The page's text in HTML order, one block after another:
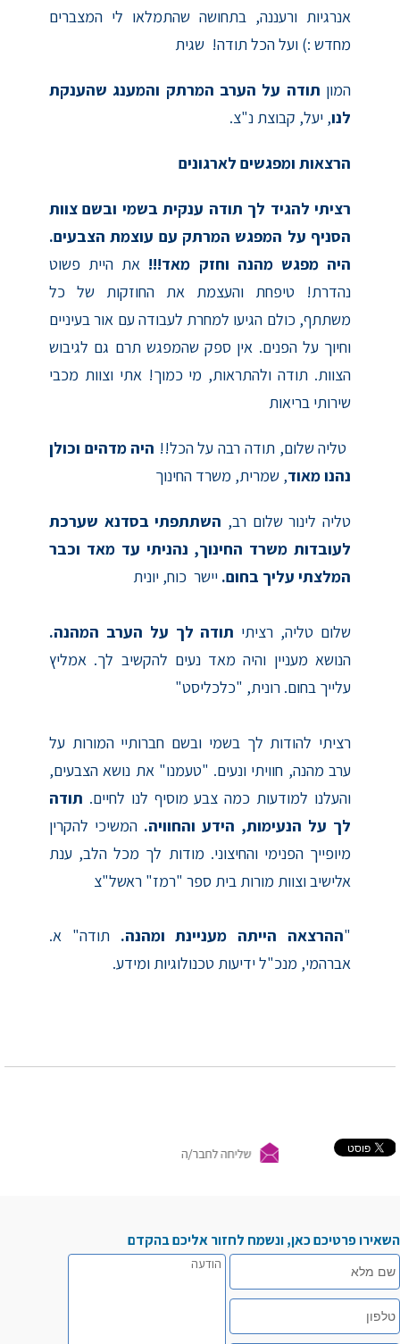
אנרגיות ורעננה, בתחושה שהתמלאו לי המצברים
מחדש :) ועל הכל תודה! שגית
המון תודה על הערב המרתק והמענג שהענקת
לנו, יעל, קבוצת נ"צ.
הרצאות ומפגשים לארגונים
רציתי להגיד לך תודה ענקית בשמי ובשם צוות
הסניף על המפגש המרתק עם עוצמת הצבעים.
היה מפגש מהנה וחזק מאד!!! את היית פשוט
נהדרת! טיפחת והעצמת את החוזקות של כל
משתתף, כולם הגיעו למחרת לעבודה עם אור בעיניים
וחיוך על הפנים. אין ספק שהמפגש תרם גם לגיבוש
הצוות. תודה ולהתראות, מי כמוך! אתי וצוות מכבי
שירותי בריאות
טליה שלום, תודה רבה על הכל!! היה מדהים וכולן
נהנו מאוד, שמרית, משרד החינוך
טליה לינור שלום רב, השתתפתי בסדנא שערכת
לעובדות משרד החינוך, נהניתי עד מאד וכבר
המלצתי עליך בחום. יישר כוח, יונית
שלום טליה, רציתי תודה לך על הערב המהנה.
הנושא מעניין והיה מאד נעים להקשיב לך. אמליץ
עלייך בחום. רונית, "כלכליסט"
רציתי להודות לך בשמי ובשם חברותיי המורות על
ערב מהנה, חוויתי ונעים. "טעמנו" את נושא הצבעים,
והעלנו למודעות כמה צבע מוסיף לנו לחיים. תודה
לך על הנעימות, הידע והחוויה. המשיכי להקרין
מיופייך הפנימי והחיצוני. מודות לך מכל הלב, ענת
אלישיב וצוות מורות בית ספר "רמז" ראשל"צ
"ההרצאה הייתה מעניינת ומהנה.תודה" א.
אברהמי, מנכ"ל ידיעות טכנולוגיות ומידע.
השאירו פרטיכם כאן, ונשמח לחזור אליכם בהקדם